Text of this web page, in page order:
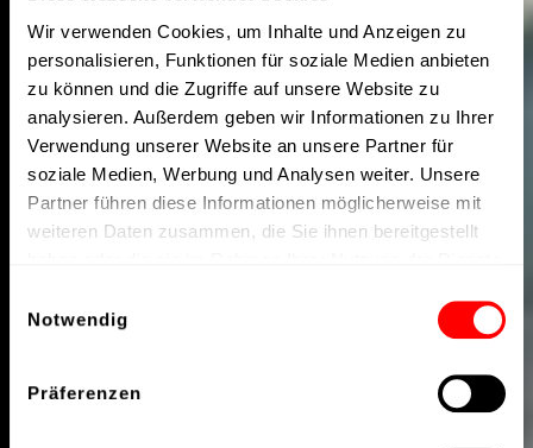
Wir verwenden Cookies, um Inhalte und Anzeigen zu
personalisieren, Funktionen für soziale Medien anbieten
zu können und die Zugriffe auf unsere Website zu
analysieren. Außerdem geben wir Informationen zu Ihrer
Verwendung unserer Website an unsere Partner für
soziale Medien, Werbung und Analysen weiter. Unsere
Partner führen diese Informationen möglicherweise mit
weiteren Daten zusammen, die Sie ihnen bereitgestellt
Notwendig
Präferenzen